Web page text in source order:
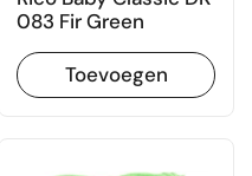
083 Fir Green
Toevoegen